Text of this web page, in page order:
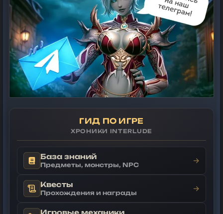
ГИД ПО ИГРЕ
ХРОНИКИ INTERLUDE
База знаний
Предметы, монстры, NPC →
Квесты
Прохождения и награды →